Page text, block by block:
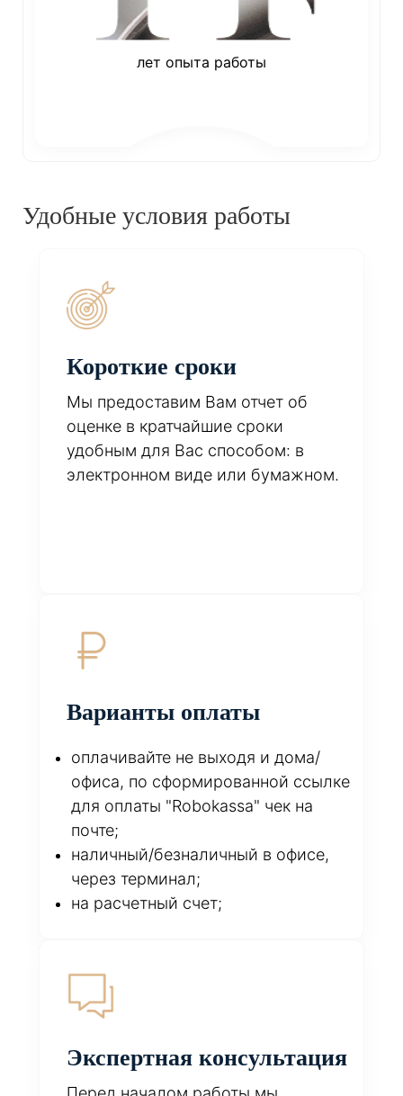
лет опыта работы
Удобные условия работы
Короткие сроки
Мы предоставим Вам отчет об
оценке в кратчайшие сроки
удобным для Вас способом: в
электронном виде или бумажном.
Варианты оплаты
оплачивайте не выходя и дома/
офиса, по сформированной ссылке
для оплаты "Robokassa" чек на
почте;
наличный/безналичный в офисе,
через терминал;
на расчетный счет;
Экспертная консультация